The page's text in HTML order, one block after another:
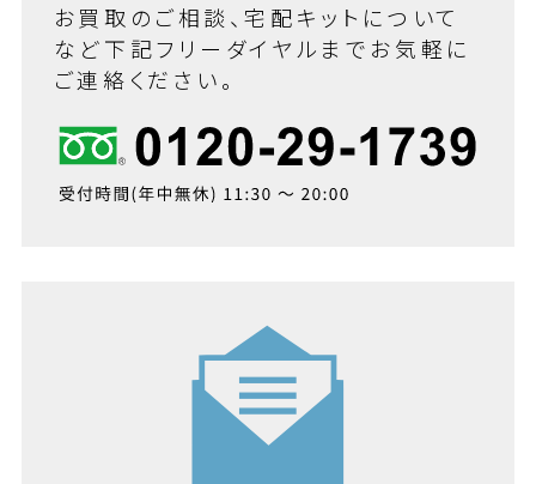
お買取のご相談、宅配キットについて
など下記フリーダイヤルまでお気軽に
ご連絡ください。